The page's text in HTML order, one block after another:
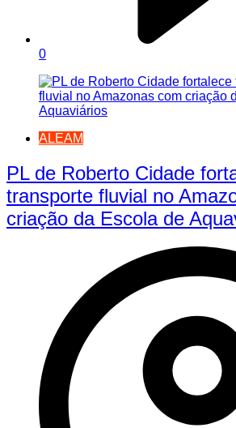
0
ALEAM
PL de Roberto Cidade
transporte fluvial no
criação da Escola de